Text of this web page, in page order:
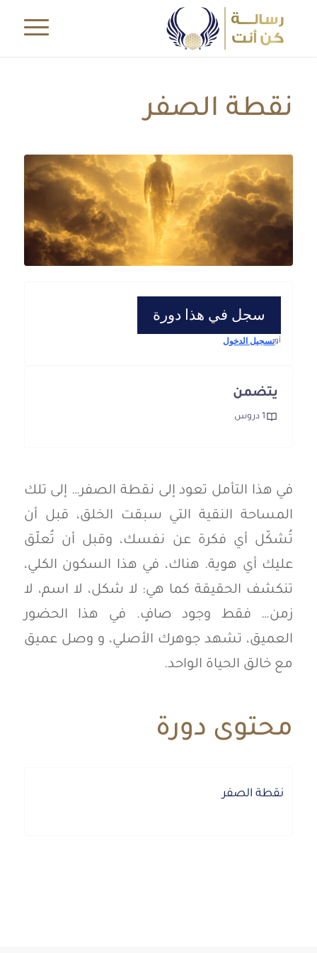
نقطة الصفر
في هذا التأمل تعود إلى نقطة الصفر… إلى تلك
المساحة النقية التي سبقت الخلق، قبل أن
تُشكّل أي فكرة عن نفسك، وقبل أن تُعلّق
عليك أي هوية. هناك، في هذا السكون الكلي،
تنكشف الحقيقة كما هي: لا شكل، لا اسم، لا
زمن… فقط وجود صافٍ. في هذا الحضور
العميق، تشهد جوهرك الأصلي، و وصل عميق
مع خالق الحياة الواحد.
محتوى دورة
نقطة الصفر
سجل في هذا دورة
أوتسجيل الدخول
يتضمن
1 دروس